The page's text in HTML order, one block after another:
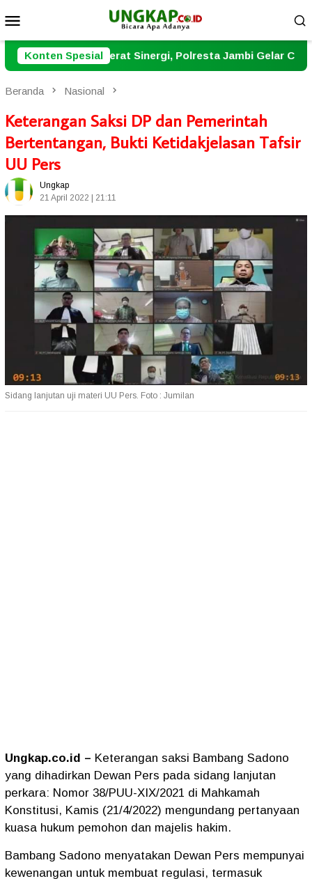
ke
kontenMobile
Konten Spesial
Polresta Jambi Gelar Coffee Morning dengan Wartawan
Beranda Nasional
Keterangan Saksi DP dan Pemerintah
Bertentangan, Bukti Ketidakjelasan Tafsir
UU Pers
Ungkap
21 April 2022 | 21:11
Sidang lanjutan uji materi UU Pers. Foto : Jumilan
Ungkap.co.id – Keterangan saksi Bambang Sadono
yang dihadirkan Dewan Pers pada sidang lanjutan
perkara: Nomor 38/PUU-XIX/2021 di Mahkamah
Konstitusi, Kamis (21/4/2022) mengundang pertanyaan
kuasa hukum pemohon dan majelis hakim.
Bambang Sadono menyatakan Dewan Pers mempunyai
kewenangan untuk membuat regulasi, termasuk